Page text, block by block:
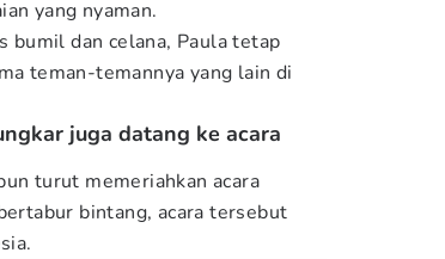
yang nyaman.
bumil dan celana, Paula tetap
teman-temannya yang lain di
juga datang ke acara
turut memeriahkan acara
bintang, acara tersebut